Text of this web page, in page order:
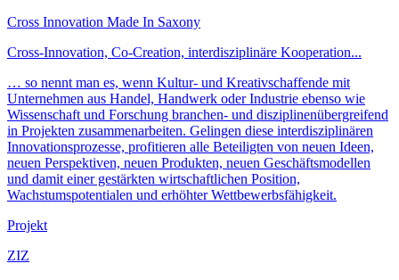
Cross Innovation Made In Saxony
Cross-Innovation, Co-Creation, interdisziplinäre Kooperation...
… so nennt man es, wenn Kultur- und Kreativschaffende mit
Unternehmen aus Handel, Handwerk oder Industrie ebenso wie
Wissenschaft und Forschung branchen- und disziplinenübergreifend
in Projekten zusammenarbeiten. Gelingen diese interdisziplinären
Innovationsprozesse, profitieren alle Beteiligten von neuen Ideen,
neuen Perspektiven, neuen Produkten, neuen Geschäftsmodellen
und damit einer gestärkten wirtschaftlichen Position,
Wachstumspotentialen und erhöhter Wettbewerbsfähigkeit.
Projekt
ZIZ